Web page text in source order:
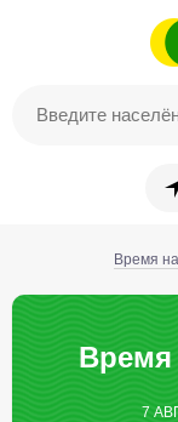
Время
Время
7